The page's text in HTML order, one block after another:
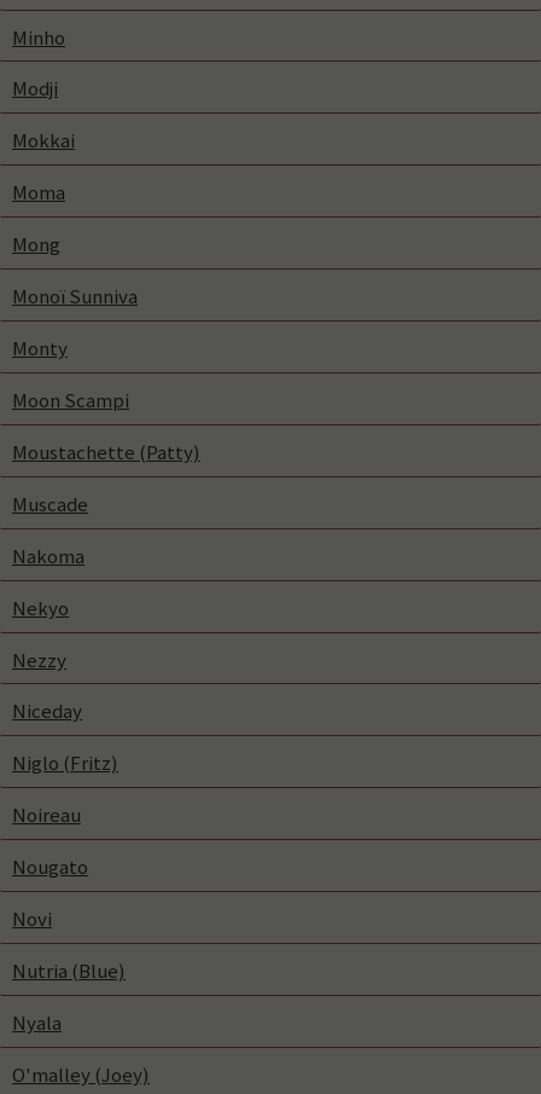
Minho
Modji
Mokkai
Moma
Mong
Monoï Sunniva
Monty
Moon Scampi
Moustachette (Patty)
Muscade
Nakoma
Nekyo
Nezzy
Niceday
Niglo (Fritz)
Noireau
Nougato
Novi
Nutria (Blue)
Nyala
O'malley (Joey)